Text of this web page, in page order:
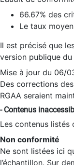
66.67% des
Le taux
Il est précisé que
version publique du
Mise à jour du 06/
Des corrections
RGAA seraient
- Contenus
Les contenus listés
Non conformité
Ne sont listées ici
l’échantillon. Sur